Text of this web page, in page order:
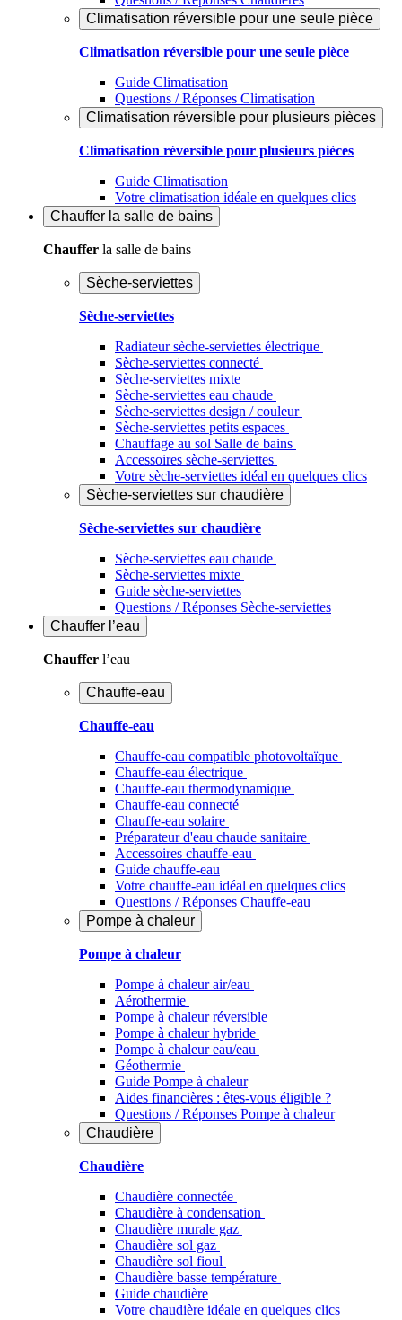
Climatisation réversible pour une seule pièce
Climatisation réversible pour une seule pièce
Guide Climatisation
Questions / Réponses Climatisation
Climatisation réversible pour plusieurs pièces
Climatisation réversible pour plusieurs pièces
Guide Climatisation
Votre climatisation idéale en quelques clics
Chauffer la salle de bains
Chauffer la salle de bains
Sèche-serviettes
Sèche-serviettes
Radiateur sèche-serviettes électrique
Sèche-serviettes connecté
Sèche-serviettes mixte
Sèche-serviettes eau chaude
Sèche-serviettes design / couleur
Sèche-serviettes petits espaces
Chauffage au sol Salle de bains
Accessoires sèche-serviettes
Votre sèche-serviettes idéal en quelques clics
Sèche-serviettes sur chaudière
Sèche-serviettes sur chaudière
Sèche-serviettes eau chaude
Sèche-serviettes mixte
Guide sèche-serviettes
Questions / Réponses Sèche-serviettes
Chauffer l’eau
Chauffer l’eau
Chauffe-eau
Chauffe-eau
Chauffe-eau compatible photovoltaïque
Chauffe-eau électrique
Chauffe-eau thermodynamique
Chauffe-eau connecté
Chauffe-eau solaire
Préparateur d'eau chaude sanitaire
Accessoires chauffe-eau
Guide chauffe-eau
Votre chauffe-eau idéal en quelques clics
Questions / Réponses Chauffe-eau
Pompe à chaleur
Pompe à chaleur
Pompe à chaleur air/eau
Aérothermie
Pompe à chaleur réversible
Pompe à chaleur hybride
Pompe à chaleur​ eau/eau
Géothermie
Guide Pompe à chaleur
Aides financières : êtes-vous éligible ?
Questions / Réponses Pompe à chaleur
Chaudière
Chaudière
Chaudière connectée
Chaudière à condensation
Chaudière murale gaz
Chaudière sol gaz
Chaudière sol fioul
Chaudière basse température
Guide chaudière
Votre chaudière idéale en quelques clics